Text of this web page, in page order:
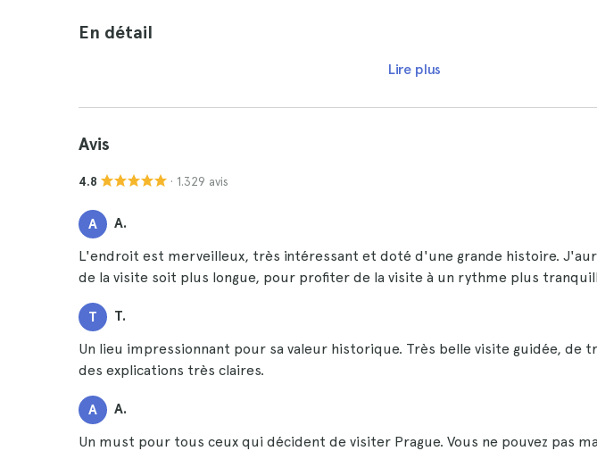
En détail
Lire plus
Avis
4.8 · 1.329 avis
A A.
L'endroit est merveilleux, très intéressant et doté d'une grande histoire.
de la visite soit plus longue, pour profiter de la visite à un rythme plus
T T.
Un lieu impressionnant pour sa valeur historique. Très belle visite guidée, de
des explications très claires.
A A.
Un must pour tous ceux qui décident de visiter Prague. Vous ne pouvez pas